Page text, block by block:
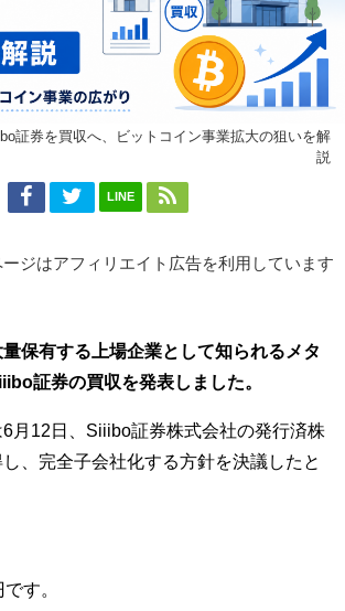
証券を買収へ、ビットコイン事業拡大の狙いを解
説
LINE
ジはアフィリエイト広告を利用しています
保有する上場企業として知られるメタ
証券の買収を発表しました。
6月12日、Siiibo証券株式会社の発行済株
、完全子会社化する方針を決議したと
す。